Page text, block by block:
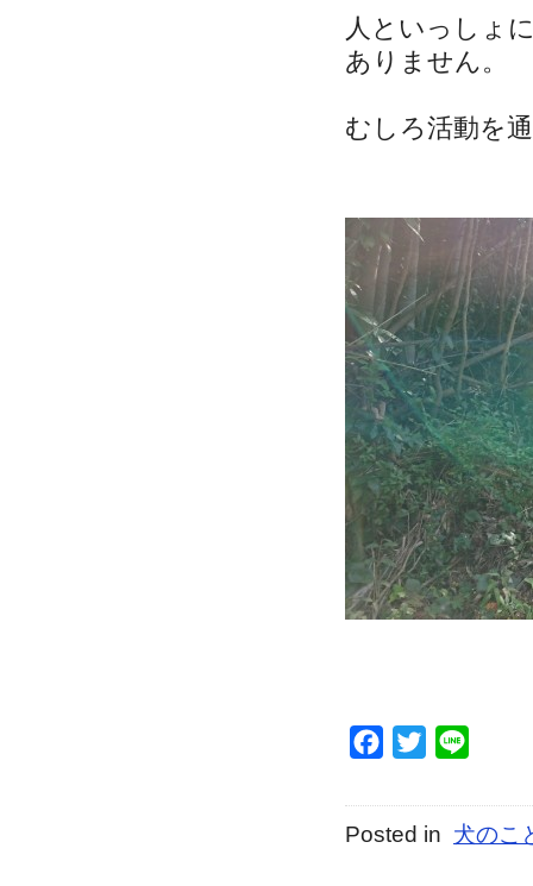
人といっしょ
ありません。
むしろ活動を
Facebook
Twitter
Posted in 犬のこ